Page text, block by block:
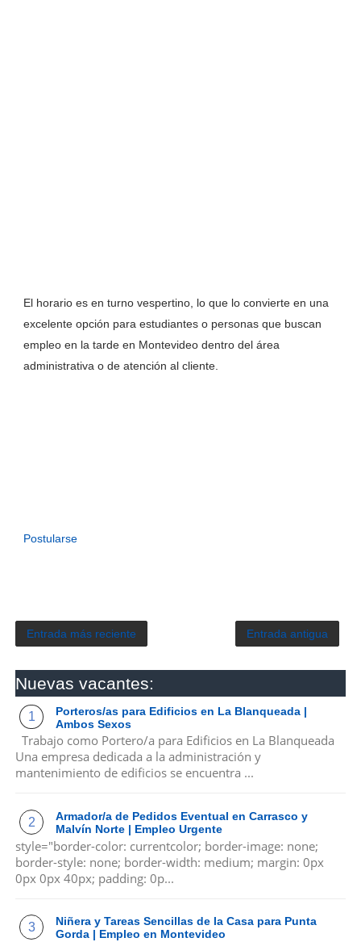
El horario es en turno vespertino, lo que lo convierte en una
excelente opción para estudiantes o personas que buscan
empleo en la tarde en Montevideo dentro del área
administrativa o de atención al cliente.
Postularse
Entrada más reciente Entrada antigua
Nuevas vacantes:
Porteros/as para Edificios en La Blanqueada |
Ambos Sexos
Trabajo como Portero/a para Edificios en La Blanqueada
Una empresa dedicada a la administración y
mantenimiento de edificios se encuentra ...
Armador/a de Pedidos Eventual en Carrasco y
Malvín Norte | Empleo Urgente
style="border-color: currentcolor; border-image: none;
border-style: none; border-width: medium; margin: 0px
0px 0px 40px; padding: 0p...
Niñera y Tareas Sencillas de la Casa para Punta
Gorda | Empleo en Montevideo